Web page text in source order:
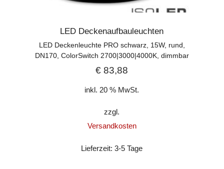
LED Deckenaufbauleuchten
LED Deckenleuchte PRO schwarz, 15W, rund,
DN170, ColorSwitch 2700|3000|4000K, dimmbar
€ 83,88
inkl. 20 % MwSt.
zzgl.
Versandkosten
Lieferzeit:3-5 Tage